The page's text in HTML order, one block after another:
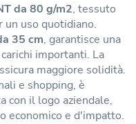
da 80 g/m2, tessuto
uso quotidiano.
35 cm, garantisce una
importanti. La
maggiore solidità.
e shopping, è
con il logo aziendale,
economico e d'impatto.